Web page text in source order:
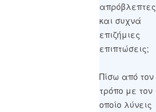
απρόβλεπτες
και συχνά
επιζήμιες
επιπτώσεις;
Πίσω από τον
τρόπο με τον
οποίο λύνεις